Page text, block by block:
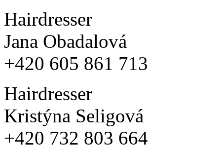
Hairdresser
Jana Obadalová
+420 605 861 713
Hairdresser
Kristýna Seligová
+420 732 803 664